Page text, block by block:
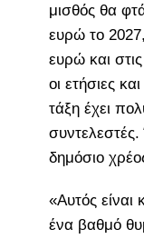
μισθός θα
ευρώ το
ευρώ και
οι ετήσιες
τάξη έχει
δημόσιο
«Αυτός είναι
ένα βαθμό